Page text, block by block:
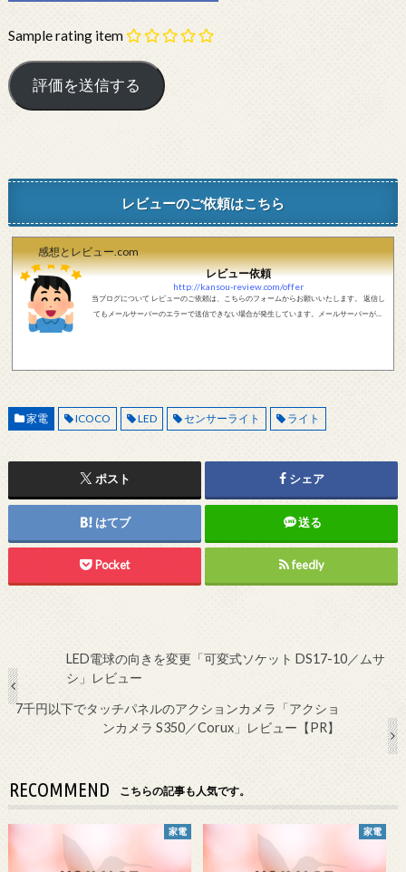
Sample rating item
レビューのご依頼はこちら
感想とレビュー.com
レビュー依頼
http://kansou-review.com/offer
当ブログについて レビューのご依頼は、こちらのフォームからお願いいたします。 返信し
てもメールサーバーのエラーで送信できない場合が発生しています。メールサーバーが正
家電 ICOCO LED センサーライト ライト
ポスト シェア
はてブ 送る
Pocket feedly
LED電球の向きを変更「可変式ソケット DS17-10／ムサ
シ」レビュー
7千円以下でタッチパネルのアクションカメラ「アクショ
ンカメラ S350／Corux」レビュー【PR】
RECOMMEND こちらの記事も人気です。
家電 家電